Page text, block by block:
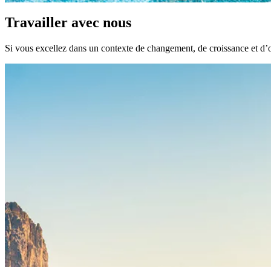
Travailler avec nous
Si vous excellez dans un contexte de changement, de croissance et